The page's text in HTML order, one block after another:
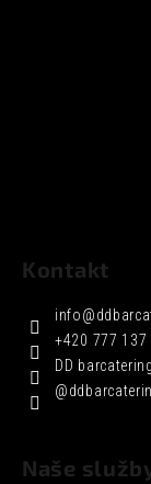
Kontakt
info@
+420 777 137
DD barcatering
Naše